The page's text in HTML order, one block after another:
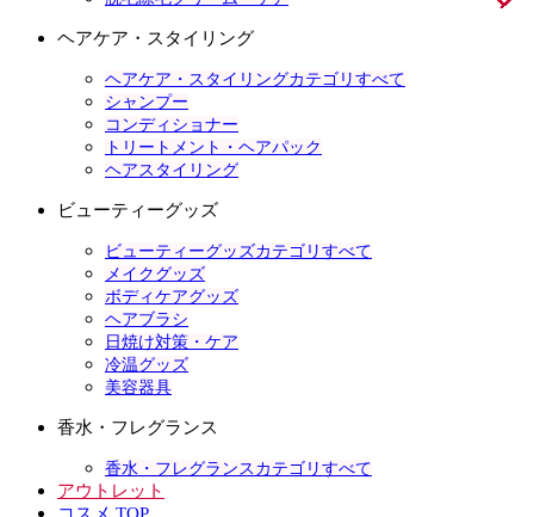
ヘアケア・スタイリング
ヘアケア・スタイリングカテゴリすべて
シャンプー
コンディショナー
トリートメント・ヘアパック
ヘアスタイリング
ビューティーグッズ
ビューティーグッズカテゴリすべて
メイクグッズ
ボディケアグッズ
ヘアブラシ
日焼け対策・ケア
冷温グッズ
美容器具
香水・フレグランス
香水・フレグランスカテゴリすべて
アウトレット